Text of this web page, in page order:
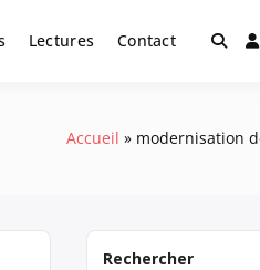
Lectures Contact
Accueil modernisation
Rechercher